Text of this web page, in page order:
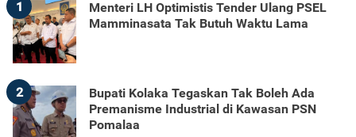
1
Menteri LH Optimistis Tender Ulang PSEL
Mamminasata Tak Butuh Waktu Lama
2
Bupati Kolaka Tegaskan Tak Boleh Ada
Premanisme Industrial di Kawasan PSN
Pomalaa